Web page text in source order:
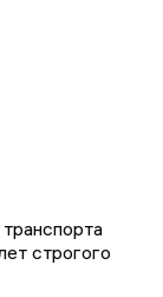
строгого